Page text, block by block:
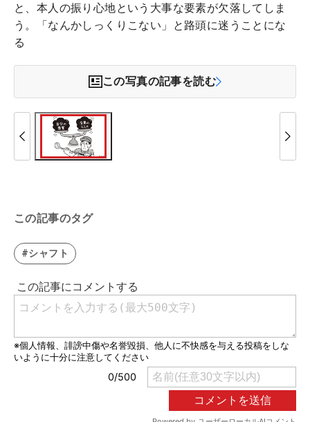
と、本人の振り心地という大事な要素が欠落してしま
う。「なんかしっくりこない」と路頭に迷うことにな
る
この写真の記事を読む
この記事のタグ
#シャフト